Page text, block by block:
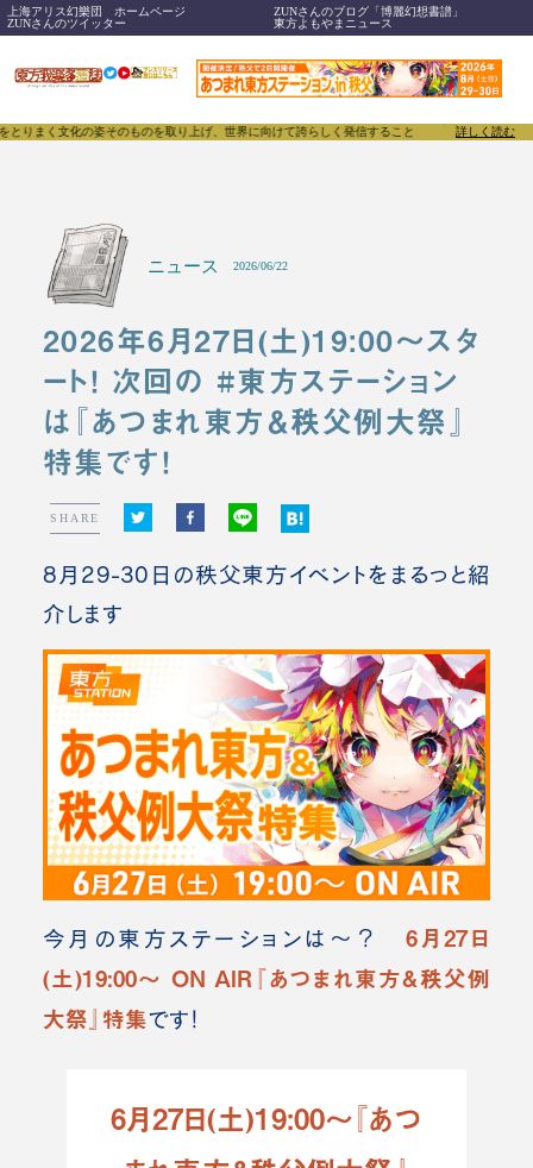
上海アリス幻樂団 ホームページ
ZUNさんのブログ「博麗幻想書譜」
ZUNさんのツイッター
東方よもやまニュース
姿そのものを取り上げ、世界に向けて誇らしく発信することで、東方Projectのみならず「同
詳しく読む
ニュース 2026/06/22
2026年6月27日(土)19:00～スタ
ート！ 次回の #東方ステーション
は『あつまれ東方＆秩父例大祭』
特集です！
SHARE
8月29-30日の秩父東方イベントをまるっと紹
介します
今月の東方ステーションは～？6月27日
(土)19:00～ ON AIR『あつまれ東方&秩父例
大祭』特集です！
6月27日(土)19:00～『あつ